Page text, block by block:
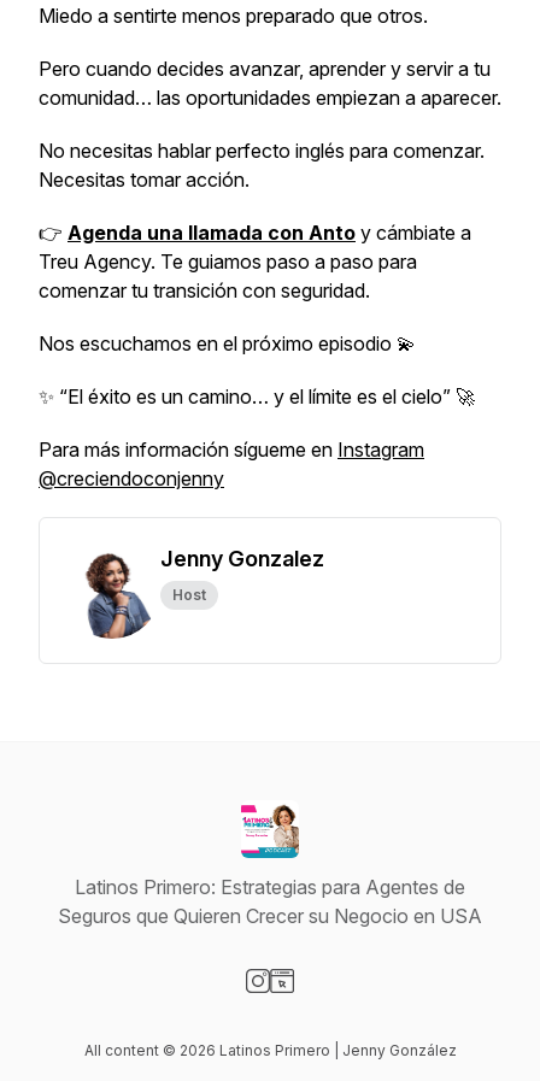
Miedo a sentirte menos preparado que otros.
Pero cuando decides avanzar, aprender y servir a tu
comunidad… las oportunidades empiezan a aparecer.
No necesitas hablar perfecto inglés para comenzar.
Necesitas tomar acción.
👉 Agenda una llamada con Anto y cámbiate a
Treu Agency. Te guiamos paso a paso para
comenzar tu transición con seguridad.
Nos escuchamos en el próximo episodio 💫
✨ “El éxito es un camino… y el límite es el cielo” 🚀
Para más información sígueme en Instagram
@creciendoconjenny
Jenny Gonzalez
Host
Latinos Primero: Estrategias para Agentes de
Seguros que Quieren Crecer su Negocio en USA
All content © 2026 Latinos Primero | Jenny González